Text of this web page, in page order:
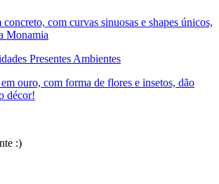
concreto, com curvas sinuosas e shapes únicos,
Monamia
Presentes Ambientes
ouro, com forma de flores e insetos, dão
décor!
:)